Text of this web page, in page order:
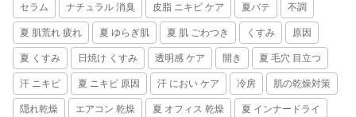
セラム ナチュラル 消臭 皮脂 ニキビ ケア 夏バテ 不調
夏 肌荒れ 疲れ 夏 ゆらぎ肌 夏 肌 ごわつき くすみ 原因
夏 くすみ 日焼け くすみ 透明感 ケア 開き 夏 毛穴 目立つ
汗 ニキビ 夏 ニキビ 原因 汗 におい ケア 冷房 肌の乾燥対策
隠れ乾燥 エアコン 乾燥 夏 オフィス 乾燥 夏 インナードライ